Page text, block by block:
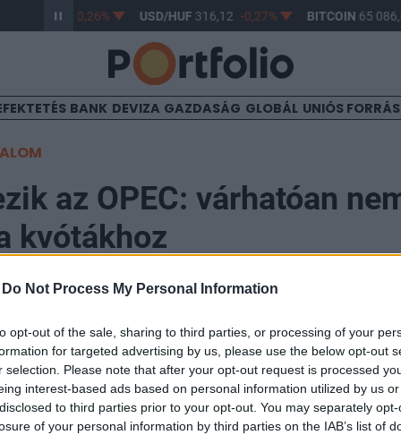
Do Not Process My Personal Information
opt-out of the sale, sharing to third parties, or processing of your
for targeted advertising by us, please use the below opt-out
selection. Please note that after your opt-out request is processed
interest-based ads based on personal information utilized by us
to third parties prior to your opt-out. You may separately
of your personal information by third parties on the IAB’s list of
364,47 -0,26% USD/HUF316,12 -0,27% BITCOIN65
BANK DEVIZA GAZDASÁG GLOBÁL UNIÓS
az OPEC: várhatóan
kvótákhoz
az OPEC tagországok olajminiszterei Bécsben,
A piac egyelőre nem vár kvótacsökkentést a
40%-át adó karteltől. OPEC források szerint a
az agregált kereslet csökkenését, és csak